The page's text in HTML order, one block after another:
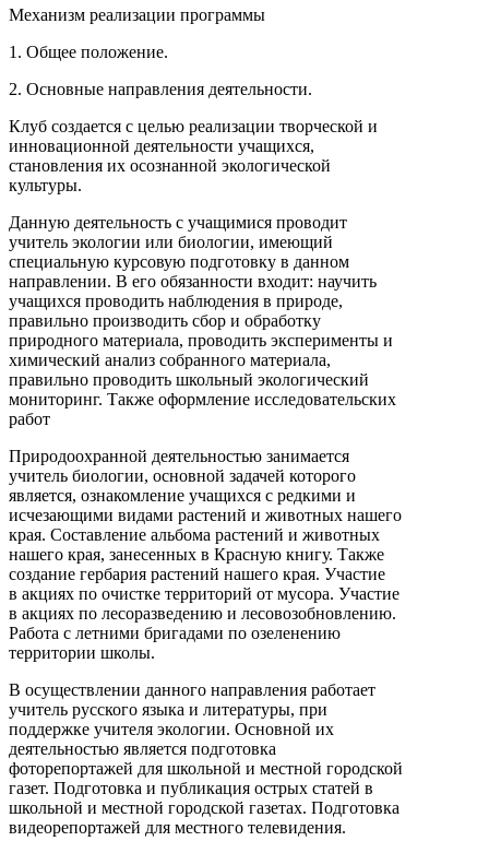
Механизм реализации программы
1. Общее положение.
2. Основные направления деятельности.
Клуб создается с целью реализации творческой и
инновационной деятельности учащихся,
становления их осознанной экологической
культуры.
Данную деятельность с учащимися проводит
учитель экологии или биологии, имеющий
специальную курсовую подготовку в данном
направлении. В его обязанности входит: научить
учащихся проводить наблюдения в природе,
правильно производить сбор и обработку
природного материала, проводить эксперименты и
химический анализ собранного материала,
правильно проводить школьный экологический
мониторинг. Также оформление исследовательских
работ
Природоохранной деятельностью занимается
учитель биологии, основной задачей которого
является, ознакомление учащихся с редкими и
исчезающими видами растений и животных нашего
края. Составление альбома растений и животных
нашего края, занесенных в Красную книгу. Также
создание гербария растений нашего края. Участие
в акциях по очистке территорий от мусора. Участие
в акциях по лесоразведению и лесовозобновлению.
Работа с летними бригадами по озеленению
территории школы.
В осуществлении данного направления работает
учитель русского языка и литературы, при
поддержке учителя экологии. Основной их
деятельностью является подготовка
фоторепортажей для школьной и местной городской
газет. Подготовка и публикация острых статей в
школьной и местной городской газетах. Подготовка
видеорепортажей для местного телевидения.